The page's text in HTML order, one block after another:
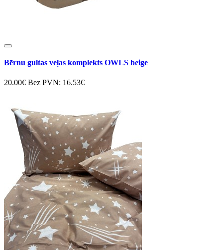
Bērnu gultas veļas komplekts OWLS beige
20.00€ Bez PVN: 16.53€